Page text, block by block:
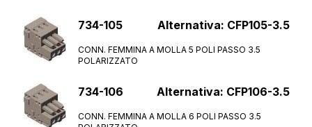
734-105 Alternativa: CFP105-3.5
CONN. FEMMINA A MOLLA 5 POLI PASSO 3.5
POLARIZZATO
734-106 Alternativa: CFP106-3.5
CONN. FEMMINA A MOLLA 6 POLI PASSO 3.5